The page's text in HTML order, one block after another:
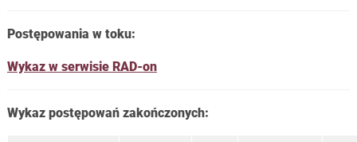
Postępowania w toku:
Wykaz w serwisie RAD-on
Wykaz postępowań zakończonych: